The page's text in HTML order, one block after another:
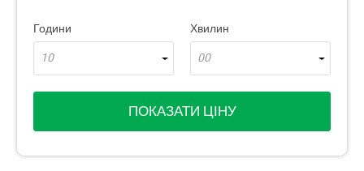
Години
10
Хвилин
00
ПОКАЗАТИ ЦІНУ